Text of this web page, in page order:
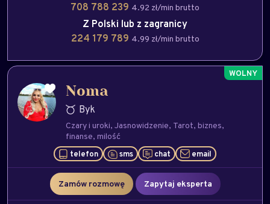
708 788 239 4.92 zł/min brutto
Z Polski lub z zagranicy
224 179 789 4.99 zł/min brutto
Noma
Byk
Czary i uroki Jasnowidzenie Tarot biznes
finanse milość
telefon sms chat email
Zamów rozmowę Zapytaj eksperta